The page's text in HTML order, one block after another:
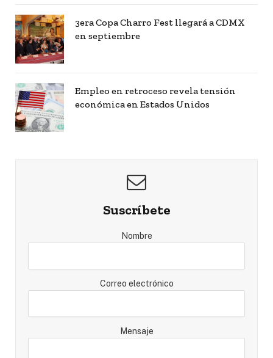
3era Copa Charro Fest llegará a CDMX
en septiembre
Empleo en retroceso revela tensión
económica en Estados Unidos
Suscríbete
Nombre
Correo electrónico
Mensaje